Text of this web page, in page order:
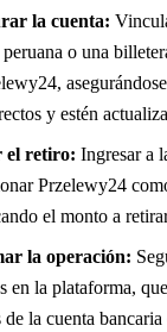
la cuenta:
peruana o una
y estén
el retiro: Ingresar a
Przelewy24
el monto a
la operación:
en la plataforma,
de la cuenta